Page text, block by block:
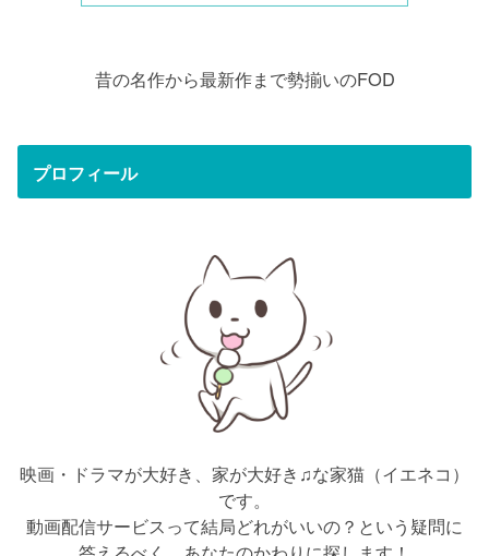
昔の名作から最新作まで勢揃いのFOD
プロフィール
映画・ドラマが大好き、家が大好き♫な家猫（イエネコ）
です。
動画配信サービスって結局どれがいいの？という疑問に